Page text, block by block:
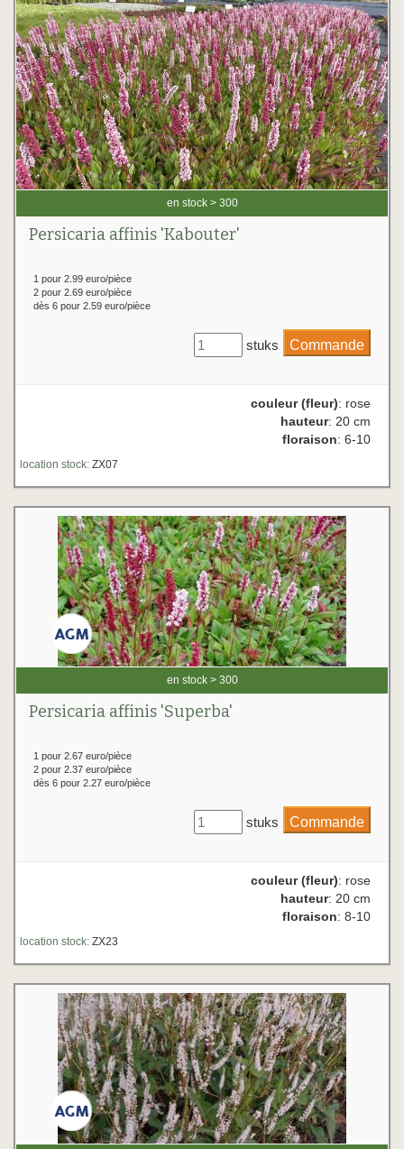
en stock > 300
Persicaria affinis 'Kabouter'
1 pour 2.99 euro/pièce
2 pour 2.69 euro/pièce
dès 6 pour 2.59 euro/pièce
stuks
couleur (fleur): rose
hauteur: 20 cm
floraison: 6-10
location stock: ZX07
en stock > 300
Persicaria affinis 'Superba'
1 pour 2.67 euro/pièce
2 pour 2.37 euro/pièce
dès 6 pour 2.27 euro/pièce
stuks
couleur (fleur): rose
hauteur: 20 cm
floraison: 8-10
location stock: ZX23